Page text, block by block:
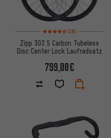
Bewertungen: 4,5 von 5
(16)
Zipp 303 S Carbon Tubeless
Disc Center Lock Laufradsatz
799,00€